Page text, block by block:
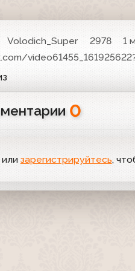
Volodich_Super 2978
1
0
или зарегистрируйтесь,